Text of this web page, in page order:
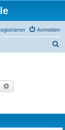
Anmelden
Suche